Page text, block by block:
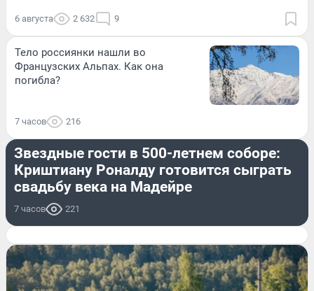
6 августа 2 632 9
Тело россиянки нашли во
Французских Альпах. Как она
погибла?
7 часов 216
СПОРТ
Звездные гости в 500-летнем соборе:
Криштиану Роналду готовится сыграть
свадьбу века на Мадейре
7 часов 221